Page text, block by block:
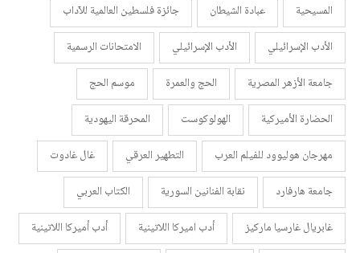
المسيحية
عبادة الشيطان
جائزة فلسطين العالمية للآداب
الأدب الإسرائيلي
الأدب الإسرائيلي
الامتحانات الرسمية
جامعة الأزهر المصرية
الحج والعمرة
موسم الحج
الحضارة الأميركية
الهولوكوست
المحرقة اليهودية
مهرجان هوليوود للفيلم العرب
التطهير العرقي
غال غادوت
جامعة هارفارد
نقابة الفنانين السورية
الكتاب العربي
غابريال غارسيا ماركيز
أدب اميركا اللاتينية
أدب أميركا اللاتينية